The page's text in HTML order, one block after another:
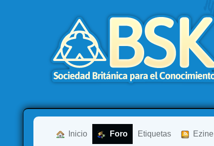
Inicio Foro Etiquetas Ezine